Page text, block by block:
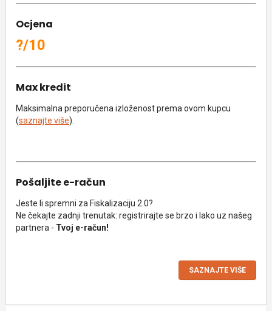
Ocjena
?/10
Max kredit
Maksimalna preporučena izloženost prema ovom kupcu
(saznajte više).
Pošaljite e-račun
Jeste li spremni za Fiskalizaciju 2.0?
Ne čekajte zadnji trenutak: registrirajte se brzo i lako uz našeg
partnera - Tvoj e-račun!
SAZNAJTE VIŠE